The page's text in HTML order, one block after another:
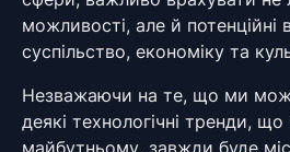
можливості, але й потенційні
суспільство, економіку та
Незважаючи на те, що ми
деякі технологічні тренди,
майбутньому, завжди буде